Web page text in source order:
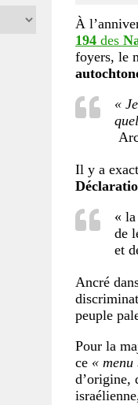
À
194 des
foyers, le
«
Il y a
«
de
et
Ancré
peuple
Pour la
ce « menu
d’origine,